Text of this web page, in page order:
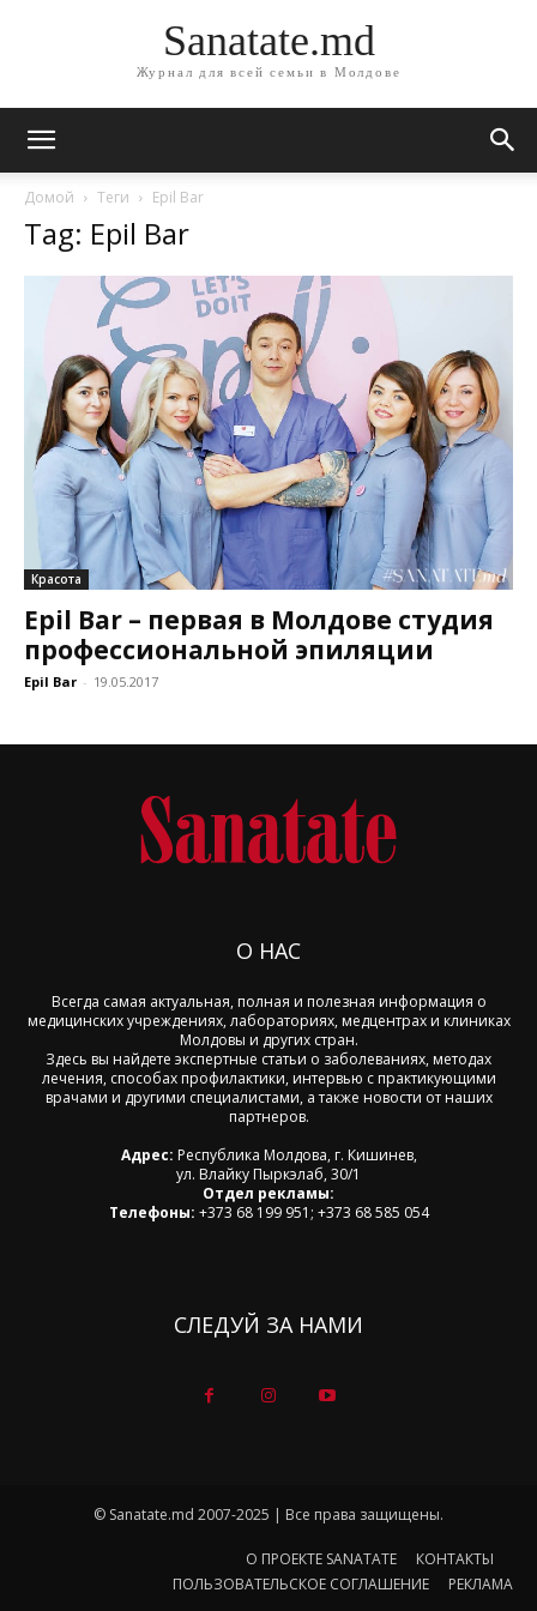
Sanatate.md
Журнал для всей семьи в Молдове
Домой Теги Epil Bar
Tag: Epil Bar
Красота
Epil Bar – первая в Молдове студия
профессиональной эпиляции
Epil Bar - 19.05.2017
О НАС
Всегда самая актуальная, полная и полезная информация о
медицинских учреждениях, лабораториях, медцентрах и клиниках
Молдовы и других стран.
Здесь вы найдете экспертные статьи о заболеваниях, методах
лечения, способах профилактики, интервью с практикующими
врачами и другими специалистами, а также новости от наших
партнеров.
Адрес: Республика Молдова, г. Кишинев,
ул. Влайку Пыркэлаб, 30/1
Отдел рекламы:
Телефоны: +373 68 199 951; +373 68 585 054
СЛЕДУЙ ЗА НАМИ
© Sanatate.md 2007-2025 | Все права защищены.
О ПРОЕКТЕ SANATATE
КОНТАКТЫ
ПОЛЬЗОВАТЕЛЬСКОЕ СОГЛАШЕНИЕ
РЕКЛАМА